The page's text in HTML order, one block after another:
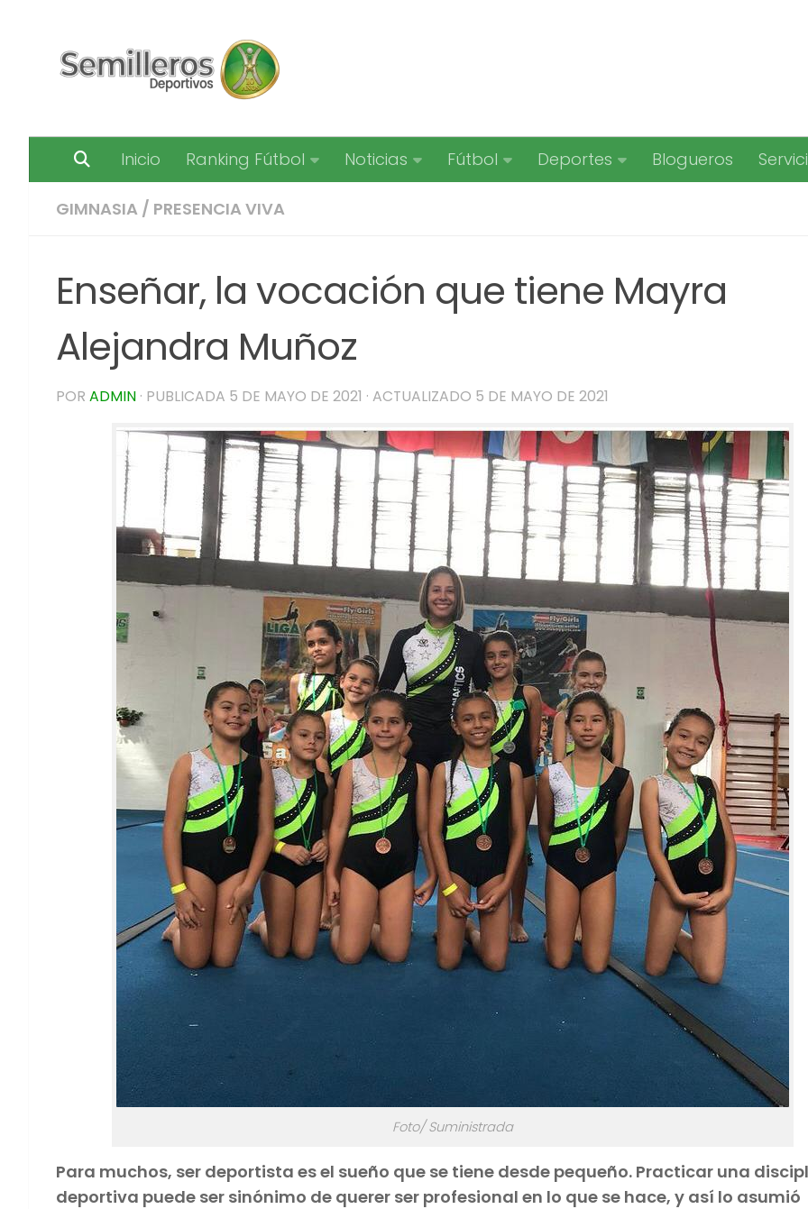
Inicio Ranking Fútbol Noticias Fútbol Deportes Blogueros
GIMNASIA / PRESENCIA VIVA
Enseñar, la vocación que tiene Mayra
Alejandra Muñoz
POR ADMIN · PUBLICADA 5 DE MAYO DE 2021 · ACTUALIZADO 5 DE MAYO DE 2021
Foto/ Suministrada
Para muchos, ser deportista es el sueño que se tiene desde pequeño. Practicar una
deportiva puede ser sinónimo de querer ser profesional en lo que se hace, y así lo asumió